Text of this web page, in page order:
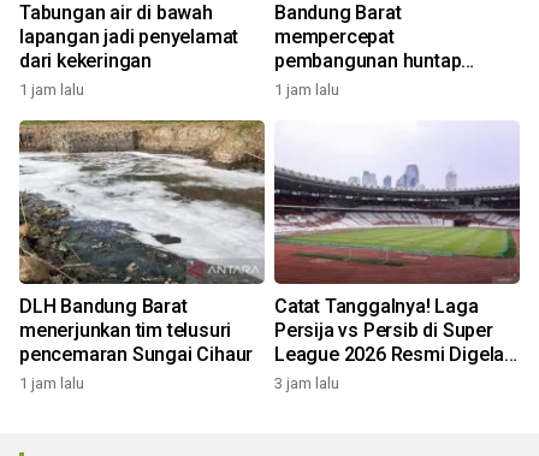
Tabungan air di bawah
lapangan jadi penyelamat
dari kekeringan
1 jam lalu
Bandung Barat
mempercepat
pembangunan huntap
korban longsor Cipongkor
1 jam lalu
DLH Bandung Barat
menerjunkan tim telusuri
pencemaran Sungai Cihaur
1 jam lalu
Catat Tanggalnya! Laga
Persija vs Persib di Super
League 2026 Resmi Digelar
di GBK
3 jam lalu